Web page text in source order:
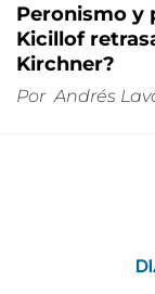
Peronismo y
Kicillof
Kirchner?
Por Andrés